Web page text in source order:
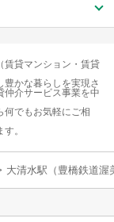
賃貸マンション・賃貸
豊かな暮らしを実現さ
仲介サービス事業を中
何でもお気軽にご相
。
大清水駅（豊橋鉄道渥